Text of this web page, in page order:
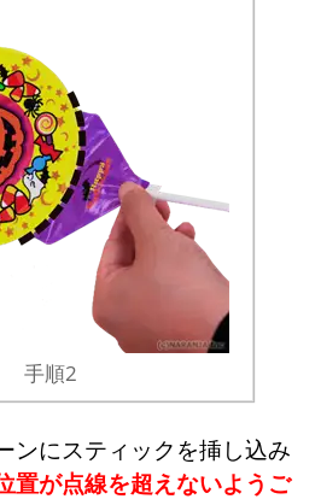
手順2
ンにスティックを挿し込み
置が点線を超えないようご